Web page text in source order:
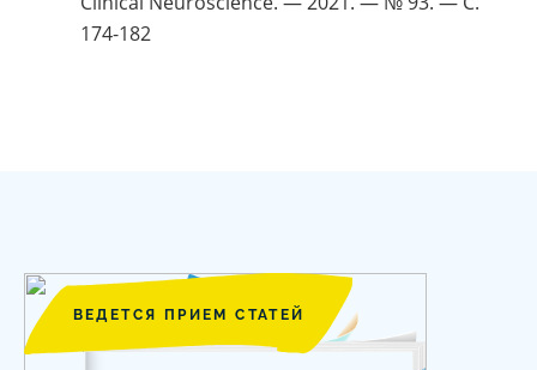
174-182
ВЕДЕТСЯ ПРИЕМ СТАТЕЙ